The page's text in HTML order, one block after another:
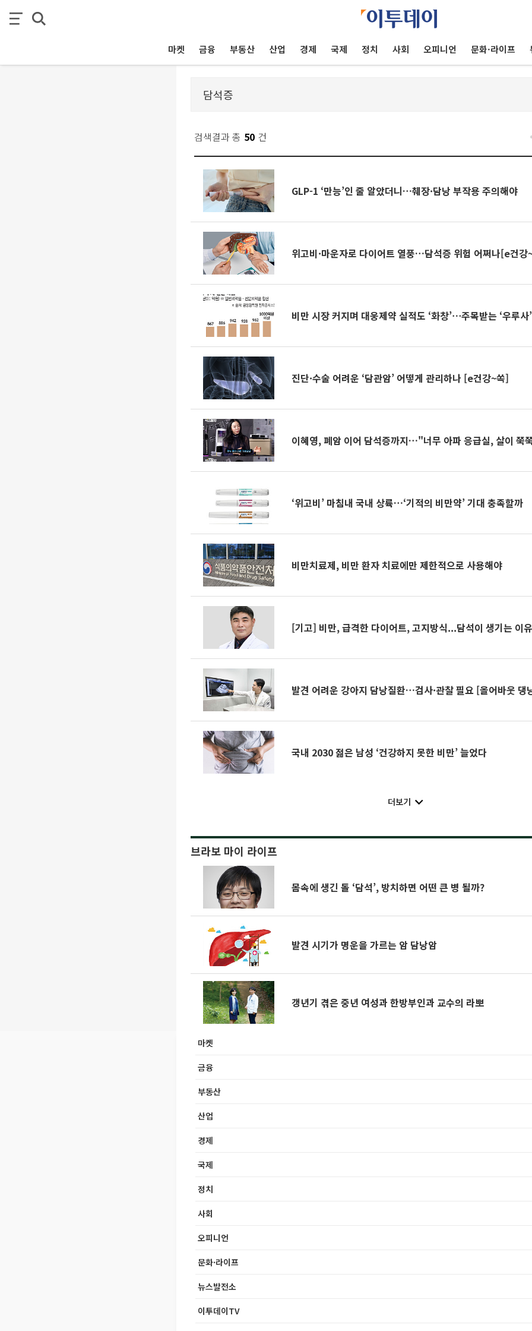
마켓 금융 부동산 산업 경제 국제 정치 사회 오피니언 문화·라이프
검색결과 총 50 건
GLP-1 ‘만능’인 줄 알았더니…췌장·담낭 부작용 주의해야
위고비·마운자로 다이어트 열풍…담석증 위험 어쩌나[e건강
비만 시장 커지며 대웅제약 실적도 ‘화창’⋯주목받는 ‘우루사’
진단·수술 어려운 ‘담관암’ 어떻게 관리하나 [e건강~쏙]
이혜영, 폐암 이어 담석증까지…"너무 아파 응급실, 살이 쭉
‘위고비’ 마침내 국내 상륙…‘기적의 비만약’ 기대 충족할까
비만치료제, 비만 환자 치료에만 제한적으로 사용해야
[기고] 비만, 급격한 다이어트, 고지방식...담석이 생기는 이유
발견 어려운 강아지 담낭질환…검사·관찰 필요 [올어바웃 댕
국내 2030 젊은 남성 ‘건강하지 못한 비만’ 늘었다
더보기
브라보 마이 라이프
몸속에 생긴 돌 ‘담석’, 방치하면 어떤 큰 병 될까?
발견 시기가 명운을 가르는 암 담낭암
갱년기 겪은 중년 여성과 한방부인과 교수의 라뽀
마켓
금융
부동산
산업
경제
국제
정치
사회
오피니언
문화·라이프
뉴스발전소
이투데이TV